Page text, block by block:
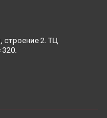
строение 2. ТЦ